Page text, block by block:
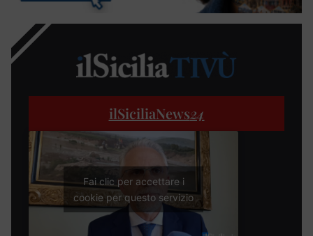
ilSiciliaNews24
Fai clic per accettare i
cookie per questo servizio